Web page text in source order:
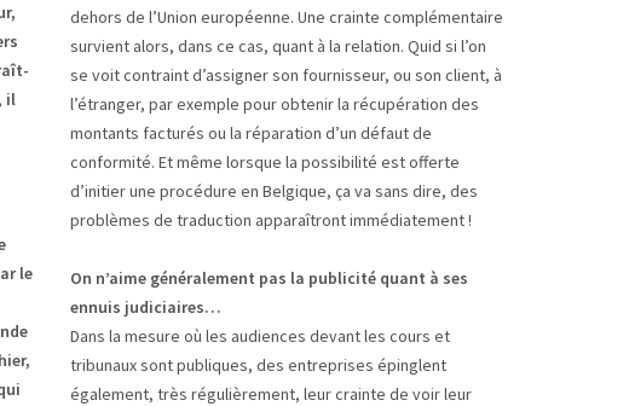
il
le
dehors de l’Union européenne. Une crainte complémentaire
survient alors, dans ce cas, quant à la relation. Quid si l’on
se voit contraint d’assigner son fournisseur, ou son client, à
l’étranger, par exemple pour obtenir la récupération des
montants facturés ou la réparation d’un défaut de
conformité. Et même lorsque la possibilité est offerte
d’initier une procédure en Belgique, ça va sans dire, des
problèmes de traduction apparaîtront immédiatement !
On n’aime généralement pas la publicité quant à ses
ennuis judiciaires…
Dans la mesure où les audiences devant les cours et
tribunaux sont publiques, des entreprises épinglent
également, très régulièrement, leur crainte de voir leur